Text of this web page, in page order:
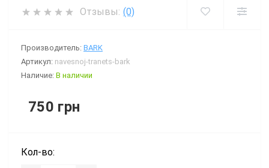
Отзывы: (0)
Производитель: BARK
Артикул: navesnoj-tranets-bark
Наличие: В наличии
750 грн
Кол-во: